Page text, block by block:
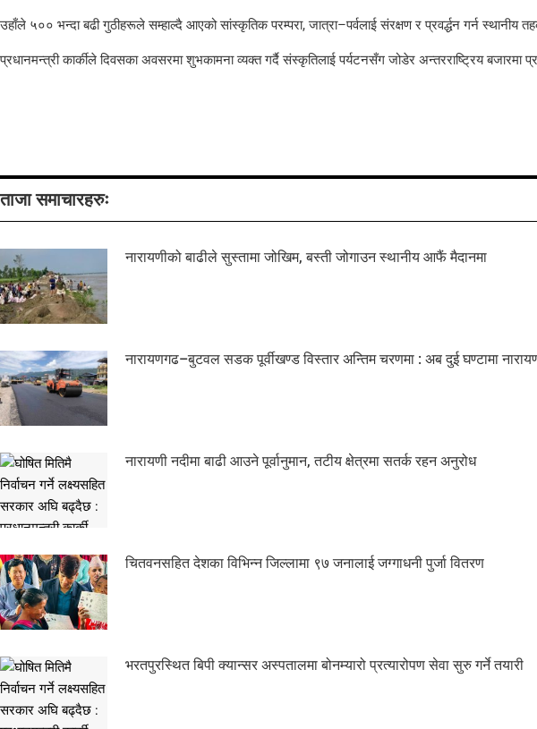
उहाँले ५०० भन्दा बढी गुठीहरूले सम्हाल्दै आएको सांस्कृतिक परम्परा, जात्रा–पर्वलाई संरक्षण र प्रवर्द्धन गर्न स्थानीय
प्रधानमन्त्री कार्कीले दिवसका अवसरमा शुभकामना व्यक्त गर्दै संस्कृतिलाई पर्यटनसँग जोडेर अन्तरराष्ट्रिय बजारमा
ताजा समाचारहरुः
नारायणीको बाढीले सुस्तामा जोखिम, बस्ती जोगाउन स्थानीय आफैं मैदानमा
नारायणगढ–बुटवल सडक पूर्वीखण्ड विस्तार अन्तिम चरणमा : अब दुई घण्टामा
नारायणी नदीमा बाढी आउने पूर्वानुमान, तटीय क्षेत्रमा सतर्क रहन अनुरोध
चितवनसहित देशका विभिन्न जिल्लामा ९७ जनालाई जग्गाधनी पुर्जा वितरण
भरतपुरस्थित बिपी क्यान्सर अस्पतालमा बोनम्यारो प्रत्यारोपण सेवा सुरु गर्ने तयारी